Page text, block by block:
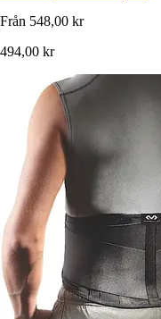
Från 548,00 kr
494,00 kr